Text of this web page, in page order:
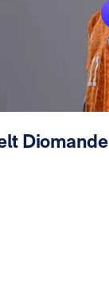
Diomande